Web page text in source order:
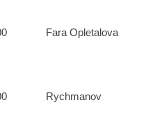
Fara Opletalova
Jana